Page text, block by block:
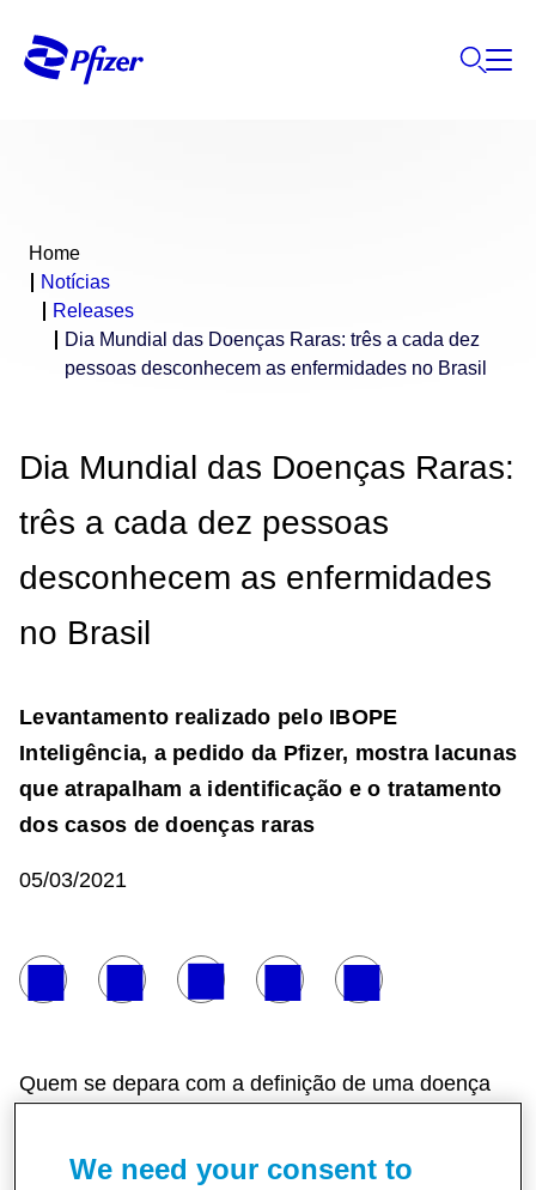
Home
Notícias
Releases
Dia Mundial das Doenças Raras: três a cada dez
pessoas desconhecem as enfermidades no Brasil
Dia Mundial das Doenças Raras:
três a cada dez pessoas
desconhecem as enfermidades
no Brasil
Levantamento realizado pelo IBOPE
Inteligência, a pedido da Pfizer, mostra lacunas
que atrapalham a identificação e o tratamento
dos casos de doenças raras
05/03/2021
Quem se depara com a definição de uma doença
enfermidades apresenta na sociedade. De acordo
We need your consent to